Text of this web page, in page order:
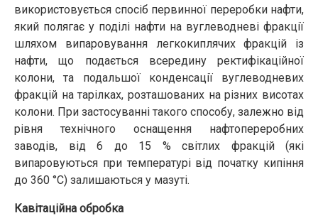
використовується спосіб первинної переробки нафти,
який полягає у поділі нафти на вуглеводневі фракції
шляхом випаровування легкокиплячих фракцій із
нафти, що подається всередину ректифікаційної
колони, та подальшої конденсації вуглеводневих
фракцій на тарілках, розташованих на різних висотах
колони. При застосуванні такого способу, залежно від
рівня технічного оснащення нафто­переробних
заводів, від 6 до 15 % світлих фракцій (які
випаровуються при температурі від початку кипіння
до 360 °С) залишаються у мазуті.
Кавітаційна обробка